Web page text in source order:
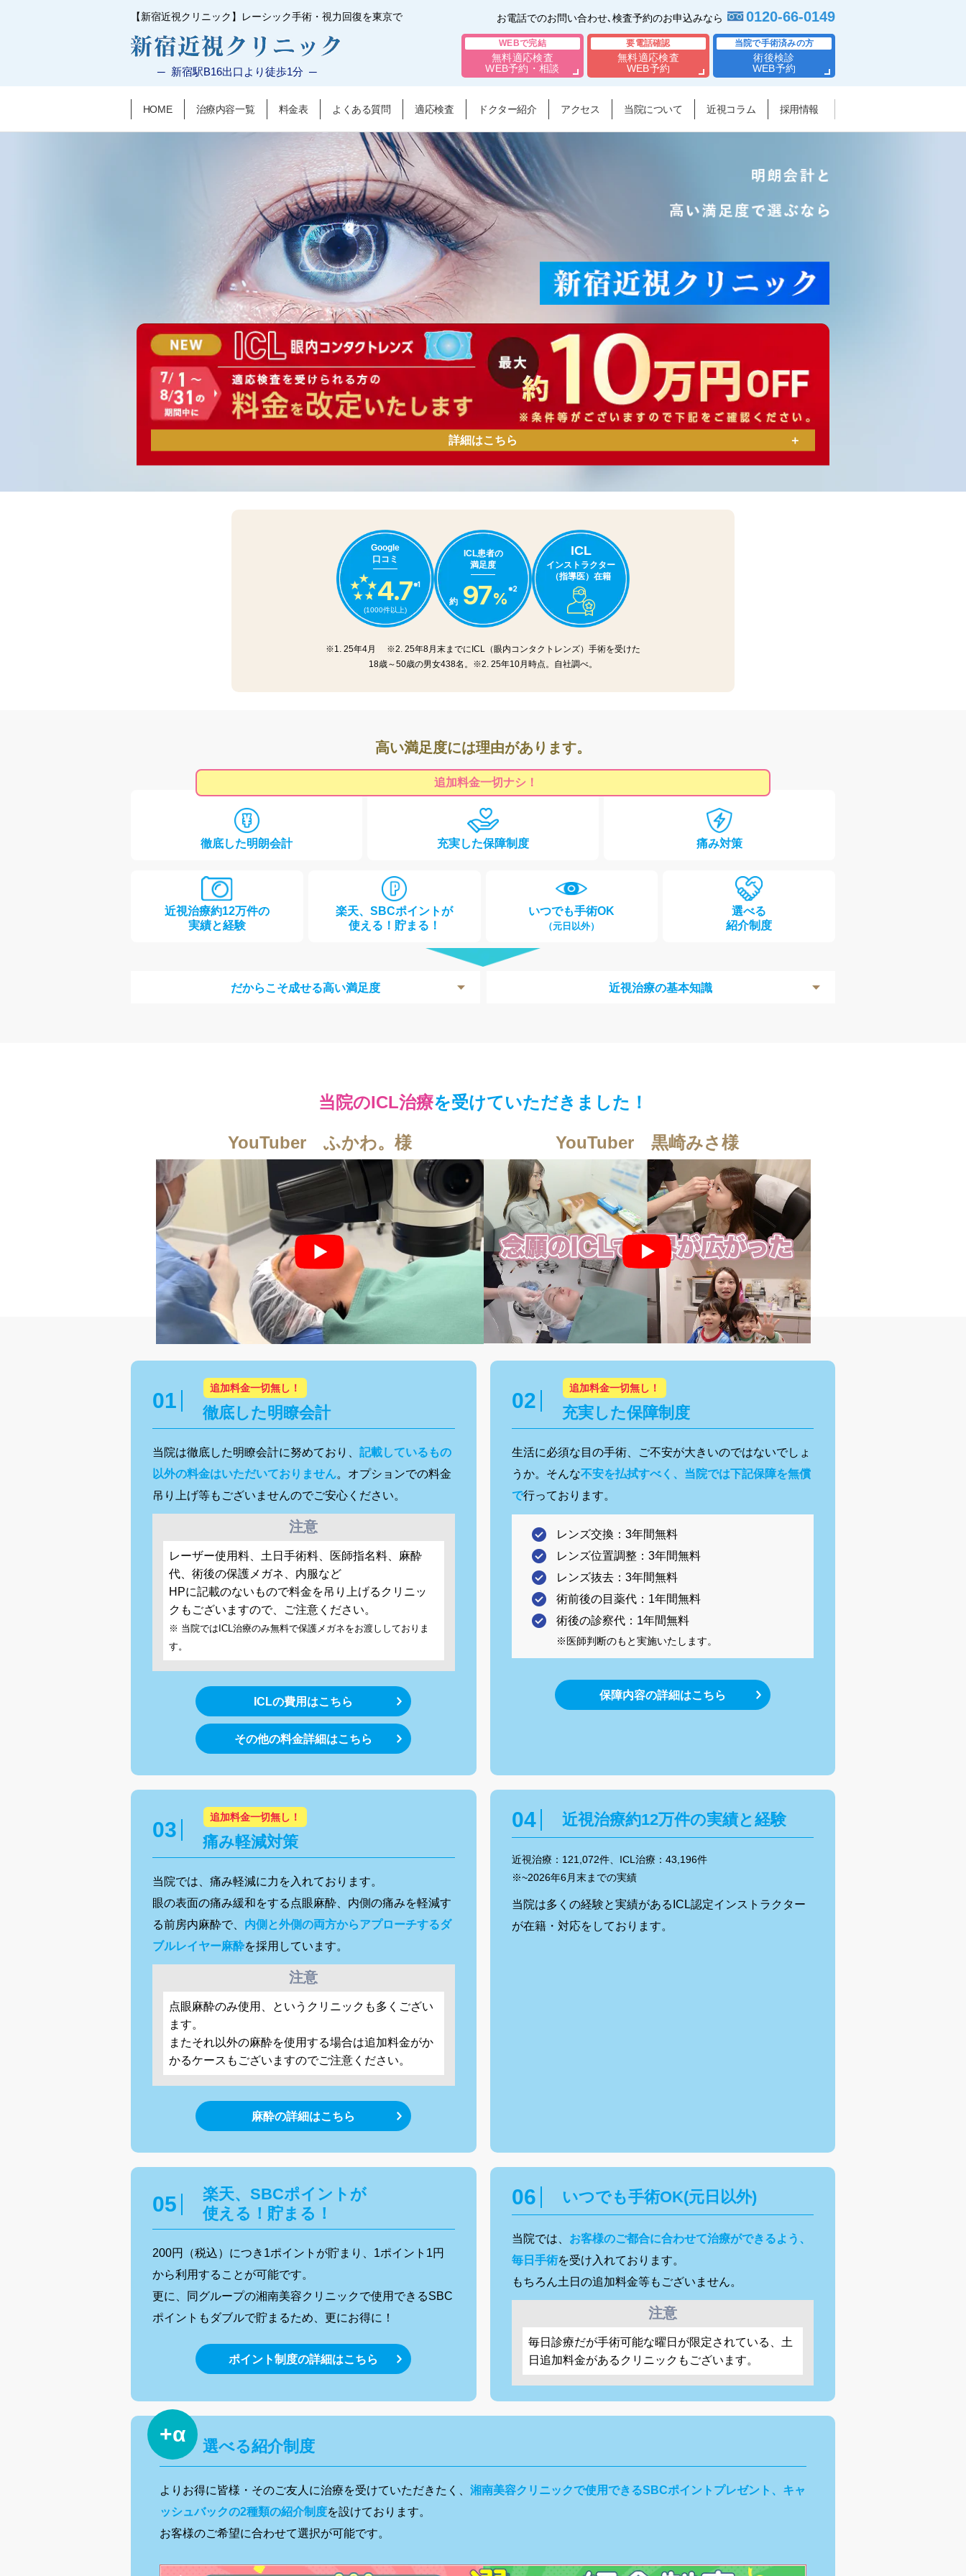
【新宿近視クリニック】レーシック手術・視力回復を東京で お電話でのお問い合わせ､検査予約のお申込みなら 0120-66-0149
─ 新宿駅B16出口より徒歩1分 ─
WEBで完結
無料適応検査
WEB予約・相談
要電話確認
無料適応検査
WEB予約
当院で手術済みの方
術後検診
WEB予約
HOME 治療内容一覧 料金表 よくある質問 適応検査 ドクター紹介 アクセス 当院について 近視コラム 採用情報
詳細はこちら
Google
口コミ
4.7※1
(1000件以上)
ICL患者の
満足度
約 97%
※2
ICL
インストラクター
（指導医）在籍
※1. 25年4月 ※2. 25年8月末までにICL（眼内コンタクトレンズ）手術を受けた
18歳～50歳の男女438名。※2. 25年10月時点。自社調べ。
高い満足度には理由があります。
追加料金一切ナシ！
徹底した明朗会計 充実した保障制度 痛み対策
近視治療約12万件の
実績と経験
楽天、SBCポイントが
使える！貯まる！
いつでも手術OK
（元日以外）
選べる
紹介制度
だからこそ成せる高い満足度 近視治療の基本知識
当院のICL治療を受けていただきました！
YouTuber ふかわ。様 YouTuber 黒崎みさ様
追加料金一切無し！
徹底した明瞭会計
当院は徹底した明瞭会計に努めており、 記載しているもの
以外の料金はいただいておりません。オプションでの料金
吊り上げ等もございませんのでご安心ください。
注意
レーザー使用料、土日手術料、医師指名料、麻酔
代、術後の保護メガネ、内服など
HPに記載のないもので料金を吊り上げるクリニッ
クもございますので、ご注意ください。
※ 当院ではICL治療のみ無料で保護メガネをお渡ししておりま
す。
ICLの費用はこちら
その他の料金詳細はこちら
追加料金一切無し！
充実した保障制度
生活に必須な目の手術、ご不安が大きいのではないでしょ
うか。そんな不安を払拭すべく、当院では下記保障を無償
で行っております。
レンズ交換：3年間無料
レンズ位置調整：3年間無料
レンズ抜去：3年間無料
術前後の目薬代：1年間無料
術後の診察代：1年間無料
※医師判断のもと実施いたします。
保障内容の詳細はこちら
追加料金一切無し！
痛み軽減対策
当院では、痛み軽減に力を入れております。
眼の表面の痛み緩和をする点眼麻酔、内側の痛みを軽減す
る前房内麻酔で、 内側と外側の両方からアプローチするダ
ブルレイヤー麻酔を採用しています。
注意
点眼麻酔のみ使用、というクリニックも多くござい
ます。
またそれ以外の麻酔を使用する場合は追加料金がか
かるケースもございますのでご注意ください。
麻酔の詳細はこちら
近視治療約12万件の実績と経験
近視治療： 121,072件、ICL治療： 43,196件
※~2026年6月末までの実績
当院は多くの経験と実績があるICL認定インストラクター
が在籍・対応をしております。
楽天、SBCポイントが
使える！貯まる！
200円（税込）につき1ポイントが貯まり、1ポイント1円
から利用することが可能です。
更に、同グループの湘南美容クリニックで使用できるSBC
ポイントもダブルで貯まるため、更にお得に！
ポイント制度の詳細はこちら
いつでも手術OK(元日以外)
当院では、 お客様のご都合に合わせて治療ができるよう、
毎日手術を受け入れております。
もちろん土日の追加料金等もございません。
注意
毎日診療だが手術可能な曜日が限定されている、土
日追加料金があるクリニックもございます。
+α
選べる紹介制度
よりお得に皆様・そのご友人に治療を受けていただきたく、 湘南美容クリニックで使用できるSBCポイントプレゼント、キャ
ッシュバックの2種類の紹介制度を設けております。
お客様のご希望に合わせて選択が可能です。